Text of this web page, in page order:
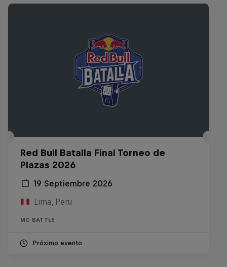
Red Bull Batalla Final Torneo de
Plazas 2026
19 Septiembre 2026
Lima, Peru
MC BATTLE
Próximo evento